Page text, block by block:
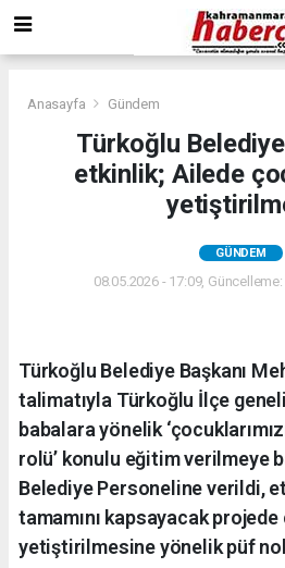
Anasayfa Gündem
Türkoğlu
etkinlik; Ailede
GÜNDEM
08.05.2026 - 17:09,
Türkoğlu Belediye Başkanı
talimatıyla Türkoğlu İlçe
babalara yönelik
rolü’ konulu eğitim verilmeye
Belediye Personeline verildi,
tamamını kapsayacak projede
yetiştirilmesine yönelik püf